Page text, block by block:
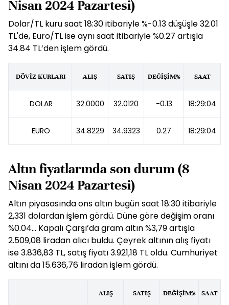
Nisan 2024 Pazartesi)
Dolar/TL kuru saat 18:30 itibariyle %-0.13 düşüşle 32.01
TL'de, Euro/TL ise aynı saat itibariyle %0.27 artışla
34.84 TL’den işlem gördü.
DÖVİZ KURLARI ALIŞ SATIŞ DEĞİŞİM% SAAT
DOLAR 32.0000 32.0120 -0.13 18:29:04
EURO 34.8229 34.9323 0.27 18:29:04
Altın fiyatlarında son durum (8
Nisan 2024 Pazartesi)
Altın piyasasında ons altın bugün saat 18:30 itibariyle
2,331 dolardan işlem gördü. Düne göre değişim oranı
%0.04... Kapalı Çarşı’da gram altın %3,79 artışla
2.509,08 liradan alıcı buldu. Çeyrek altının alış fiyatı
ise 3.836,83 TL, satış fiyatı 3.921,18 TL oldu. Cumhuriyet
altını da 15.636,76 liradan işlem gördü.
ALIŞ SATIŞ DEĞİŞİM% SAAT